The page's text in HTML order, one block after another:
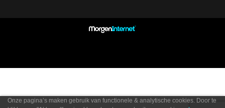
Onze pagina’s maken gebruik van functionele & analytische cookies. Door te